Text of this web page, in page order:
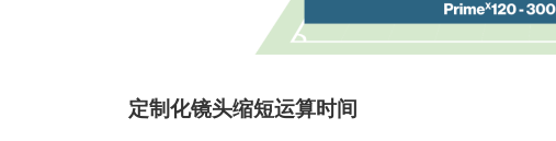
定制化镜头缩短运算时间